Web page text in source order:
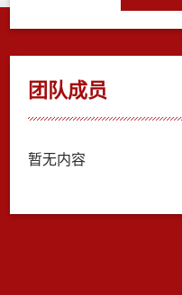
团队成员
暂无内容